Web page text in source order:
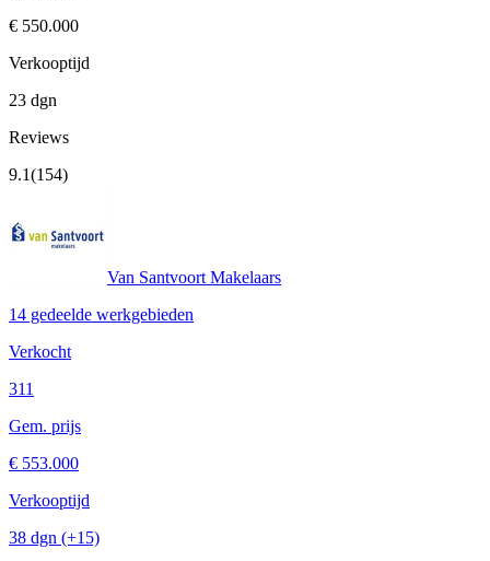
€ 550.000
Verkooptijd
23 dgn
Reviews
9.1(154)
Van Santvoort Makelaars
14 gedeelde werkgebieden
Verkocht
311
Gem. prijs
€ 553.000
Verkooptijd
38 dgn (+15)